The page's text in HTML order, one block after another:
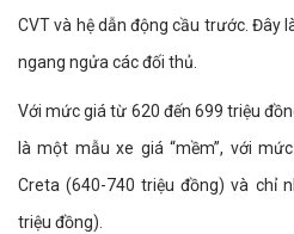
CVT và hệ dẫn động cầu trước. Đây
ngang ngửa các đối thủ.
Với mức giá từ 620 đến 699 triệu
là một mẫu xe giá “mềm”, với
Creta (640-740 triệu đồng) và chỉ
triệu đồng).